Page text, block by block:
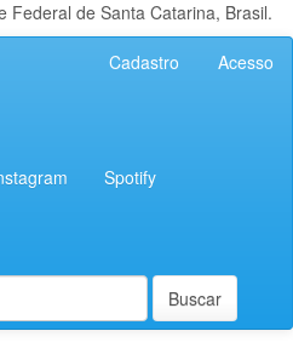
Federal de Santa Catarina, Brasil.
Cadastro Acesso
Spotify
Buscar